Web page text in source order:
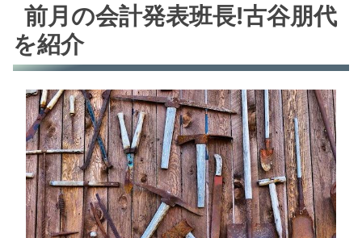
前月の会計発表班長!古谷朋代
を紹介